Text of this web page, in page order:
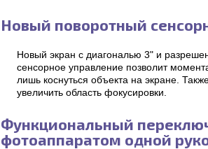
Новый поворотный
Новый экран с диагональю 3" и
сенсорное управление позволит
лишь коснуться объекта на экране.
увеличить область фокусировки.
Функциональный
фотоаппаратом одной